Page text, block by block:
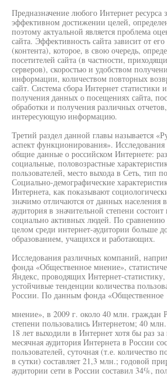
Предназначение любого Интернет ресурса
эффективном достижении целей,
поэтому актуальной является проблема
сайта. Эффективность сайта зависит от
(контента), которое, в свою очередь,
посетителей сайта (в частности,
серверов), скоростью и удобством
информации, количеством повторных
сайт. Система сбора Интернет статистики
получения данных о посещениях сайта,
обработки и получения различных
интересующую информацию.
Третий раздел данной главы называется
аспект функционирования».
общие данные о российском Интернете:
социальные, половозрастные
пользователей, место выхода в Сеть, тип
Социально-демографические
Интернета, как показывают
значимо отличаются от данных населения
аудитория в значительной степени
социально активных людей. По сравнению
целом среди интернет-аудитории больше
образованием, учащихся и работающих.
Исследования различных компаний,
фонда «Общественное мнение»,
Яндекс, проводящих Интернет-
устойчивые тенденции количества
России. По данным фонда «Общественное
мнение», в 2009 г. около 40 млн. граждан
степени пользовались Интернетом; 40
18 лет выходили в Интернет хотя бы раз
месячная аудитория Интернета в России
пользователей, суточная (т.е. количество
в сутки) составляет 21,3 млн.; годовой
аудитории сети в России составил 34%,